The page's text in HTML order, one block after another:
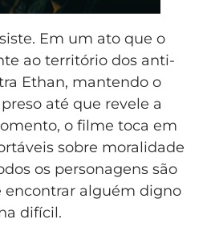
Em um ato que o
ao território dos anti-
Ethan, mantendo o
até que revele a
o filme toca em
sobre moralidade
os personagens são
encontrar alguém digno
difícil.